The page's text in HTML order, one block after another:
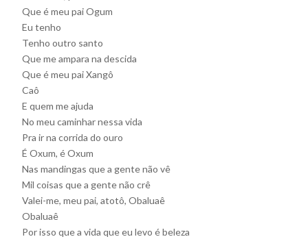
Que é meu pai Ogum
Eu tenho
Tenho outro santo
Que me ampara na descida
Que é meu pai Xangô
Caô
E quem me ajuda
No meu caminhar nessa vida
Pra ir na corrida do ouro
É Oxum, é Oxum
Nas mandingas que a gente não vê
Mil coisas que a gente não crê
Valei-me, meu pai, atotô, Obaluaê
Obaluaê
Por isso que a vida que eu levo é beleza